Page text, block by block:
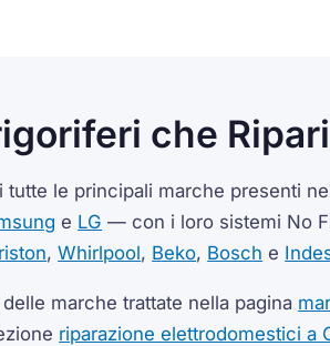
che
le principali marche presenti
e LG — con i loro sistemi No
,Whirlpool, Beko, Bosch e
marche trattate nella pagina
riparazione elettrodomestici a